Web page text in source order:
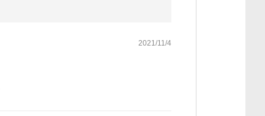
2021/11/4